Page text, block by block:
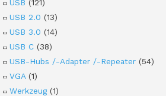
USB (121)
USB 2.0 (13)
USB 3.0 (14)
USB C (38)
USB-Hubs /-Adapter /-Repeater (54)
VGA (1)
Werkzeug (1)